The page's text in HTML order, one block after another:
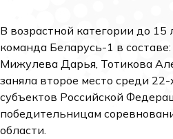
В возрастной категории до 15
команда Беларусь-1 в
Мижулева Дарья, Тотикова
заняла второе место среди
субъектов Российской
победительницам
области.